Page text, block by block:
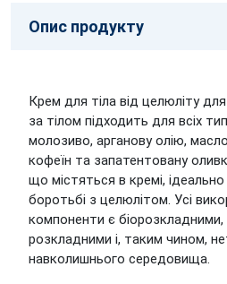
Опис продукту
Крем для тіла від целюліту
за тілом підходить для всіх
молозиво, арганову олію,
кофеїн та запатентовану
що містяться в кремі,
боротьбі з целюлітом. Усі
компоненти є біорозкладними,
розкладними і, таким чином,
навколишнього середовища.